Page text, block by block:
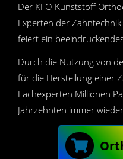
Der KFO-Kunststoff
Experten der
feiert ein
Durch die Nutzung von
für die Herstellung einer
Fachexperten Millionen
Jahrzehnten immer